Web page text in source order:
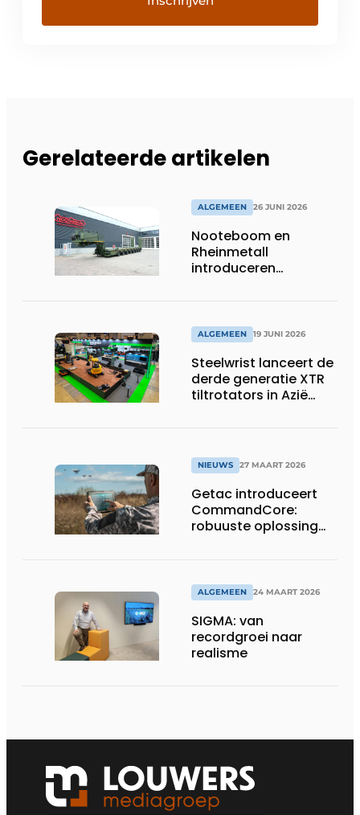
Gerelateerde artikelen
ALGEMEEN 26 JUNI 2026
Nooteboom en
Rheinmetall
introduceren
ALGEMEEN 19 JUNI 2026
Steelwrist lanceert de
derde generatie XTR
tiltrotators in Azië
NIEUWS 27 MAART 2026
Getac introduceert
CommandCore:
robuuste oplossing
ALGEMEEN 24 MAART 2026
SIGMA: van
recordgroei naar
realisme